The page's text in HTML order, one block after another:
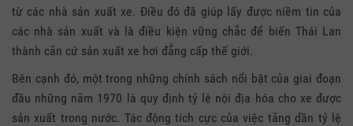
từ các nhà sản xuất xe. Điều đó đã giúp lấy được niềm tin của
các nhà sản xuất và là điều kiện vững chắc để biến Thái Lan
thành căn cứ sản xuất xe hơi đẳng cấp thế giới.
Bên cạnh đó, một trong những chính sách nổi bật của giai đoạn
đầu những năm 1970 là quy định tỷ lệ nội địa hóa cho xe được
sản xuất trong nước. Tác động tích cực của việc tăng dần tỷ lệ